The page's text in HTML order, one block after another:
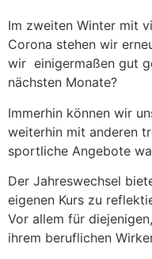
Im zweiten Winter mit
Corona stehen wir
wir einigermaßen gut
nächsten Monate?
Immerhin können wir
weiterhin mit anderen
sportliche Angebote
Der Jahreswechsel
eigenen Kurs zu
Vor allem für
ihrem beruflichen